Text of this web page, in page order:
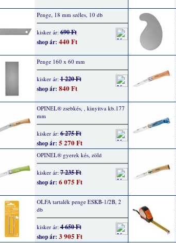
Penge, 18 mm széles, 10 db
kisker ár:690 Ft
shop ár: 440 Ft
Penge 160 x 60 mm
kisker ár:1 220 Ft
shop ár: 840 Ft
OPINEL® zsebkés, , kinyitva kb.177
mm
kisker ár:6 275 Ft
shop ár: 5 270 Ft
OPINEL® gyerek kés, zöld
kisker ár:7 235 Ft
shop ár: 6 075 Ft
OLFA tartalék penge ESKB-1/2B, 2
db
kisker ár:4 650 Ft
shop ár: 3 905 Ft